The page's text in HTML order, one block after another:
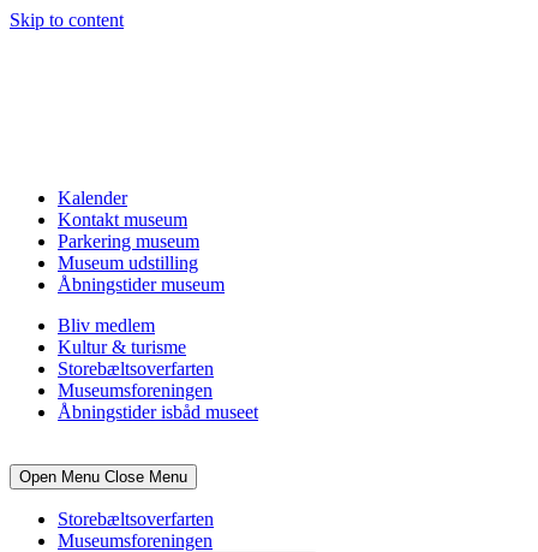
Skip to content
Kalender
Kontakt museum
Parkering museum
Museum udstilling
Åbningstider museum
Bliv medlem
Kultur & turisme
Storebæltsoverfarten
Museumsforeningen
Åbningstider isbåd museet
Open Menu Close Menu
Storebæltsoverfarten
Museumsforeningen